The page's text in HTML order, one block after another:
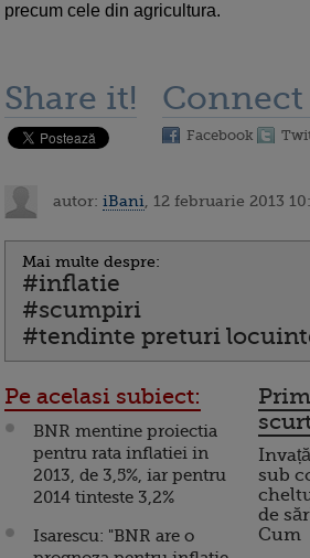
precum cele din agricultura.
Share it! Connect
Facebook
autor: iBani , 12 februarie 2013
Mai multe despre:
#inflatie
#scumpiri
#tendinte preturi
Pe acelasi subiect:
BNR mentine proiectia
pentru rata inflatiei in
2013, de 3,5%, iar pentru
2014 tinteste 3,2%
Isarescu: "BNR are o
sub
de
Cum